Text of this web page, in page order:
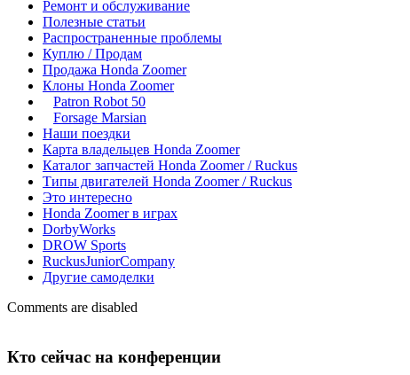
Ремонт и обслуживание
Полезные статьи
Распространенные проблемы
Куплю / Продам
Продажа Honda Zoomer
Клоны Honda Zoomer
Patron Robot 50
Forsage Marsian
Наши поездки
Карта владельцев Honda Zoomer
Каталог запчастей Honda Zoomer / Ruckus
Типы двигателей Honda Zoomer / Ruckus
Это интересно
Honda Zoomer в играх
DorbyWorks
DROW Sports
RuckusJuniorCompany
Другие самоделки
Comments are disabled
Кто сейчас на конференции